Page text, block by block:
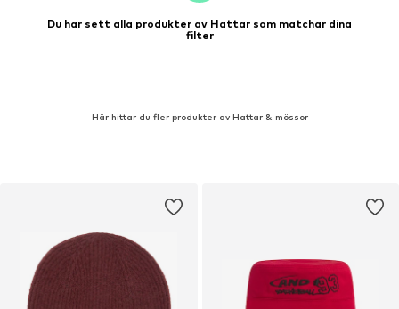
Du har sett alla produkter av Hattar som matchar dina
filter
Här hittar du fler produkter av Hattar & mössor